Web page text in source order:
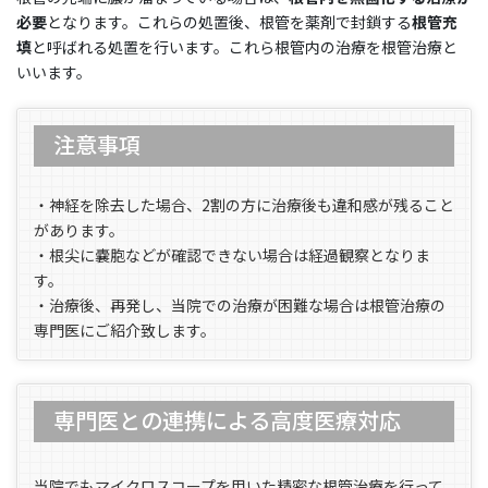
必要となります。これらの処置後、根管を薬剤で封鎖する根管充
填と呼ばれる処置を行います。これら根管内の治療を根管治療と
いいます。
注意事項
・神経を除去した場合、2割の方に治療後も違和感が残ること
があります。
・根尖に嚢胞などが確認できない場合は経過観察となりま
す。
・治療後、再発し、当院での治療が困難な場合は根管治療の
専門医にご紹介致します。
専門医との連携による高度医療対応